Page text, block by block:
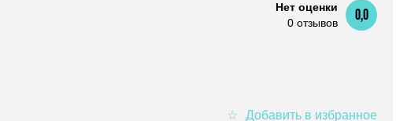
Нет оценки
0 отзывов
0,0